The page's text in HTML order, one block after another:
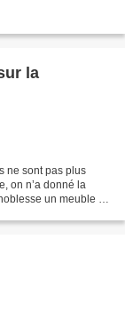
la
ne sont pas plus
on n’a donné la
un meuble de